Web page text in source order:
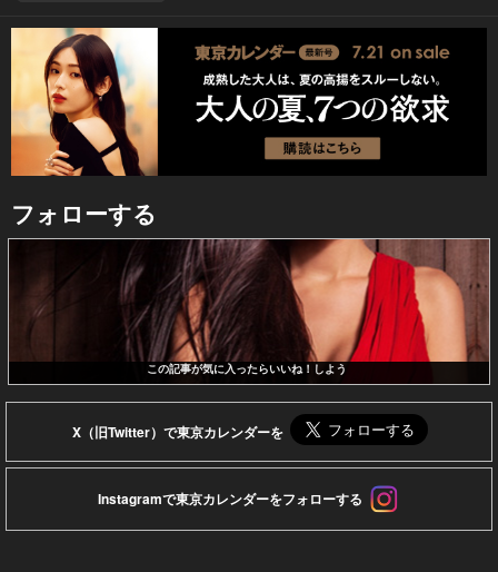
フォローする
この記事が気に入ったらいいね！しよう
X（旧Twitter）で東京カレンダーを
Instagramで東京カレンダーをフォローする